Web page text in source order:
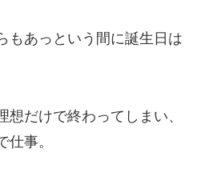
もあっという間に誕生日は
だけで終わってしまい、
事。